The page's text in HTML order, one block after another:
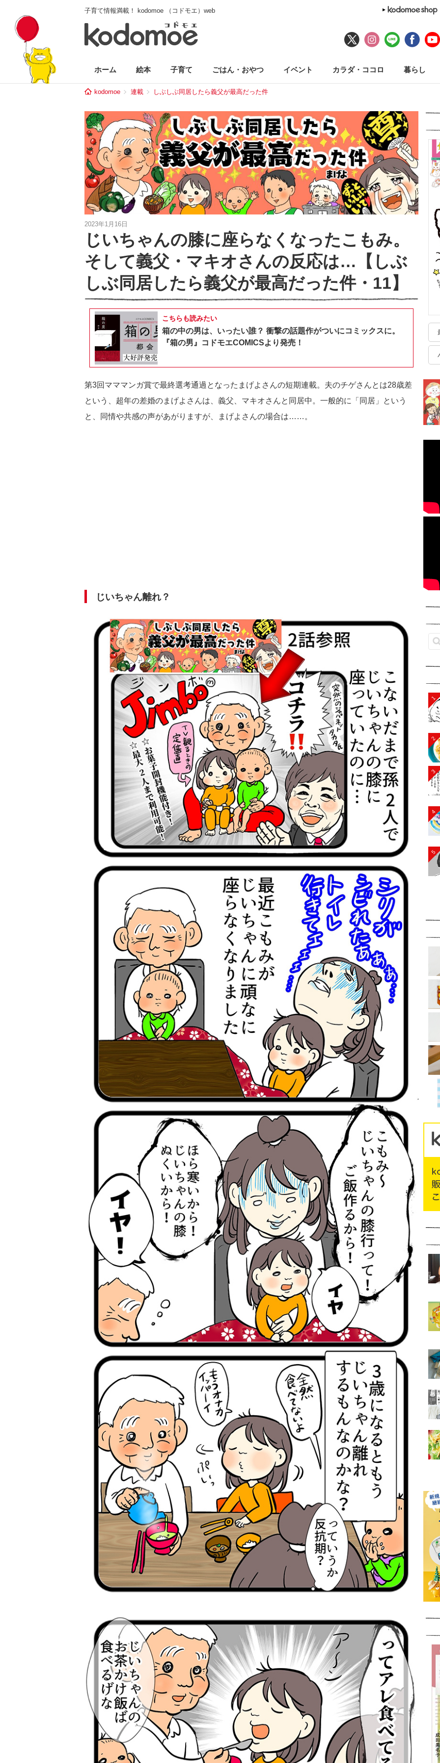
子育て情報満載！ kodomoe （コドモエ）web
ホーム 絵本 子育て ごはん・おやつ イベント カラダ・ココロ 暮らし
kodomoe 連載 しぶしぶ同居したら義父が最高だった件
2023年1月16日
じいちゃんの膝に座らなくなったこもみ。
そして義父・マキオさんの反応は…【しぶ
しぶ同居したら義父が最高だった件・11】
こちらも読みたい
箱の中の男は、いったい誰？ 衝撃の話題作がついにコミックスに。
『箱の男』コドモエCOMICSより発売！
第3回マママンガ賞で最終選考通過となったまげよさんの短期連載。夫のチゲさんとは28歳差
という、超年の差婚のまげよさんは、義父、マキオさんと同居中。一般的に「同居」という
と、同情や共感の声があがりますが、まげよさんの場合は……。
じいちゃん離れ？
1
2
3
4
5